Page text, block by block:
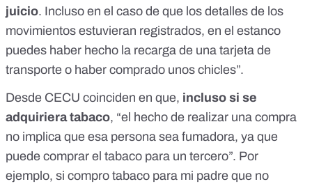
juicio. Incluso en el caso de que los detalles de los
movimientos estuvieran registrados, en el estanco
puedes haber hecho la recarga de una tarjeta de
transporte o haber comprado unos chicles”.
Desde CECU coinciden en que, incluso si se
adquiriera tabaco, “el hecho de realizar una compra
no implica que esa persona sea fumadora, ya que
puede comprar el tabaco para un tercero”. Por
ejemplo, si compro tabaco para mi padre que no